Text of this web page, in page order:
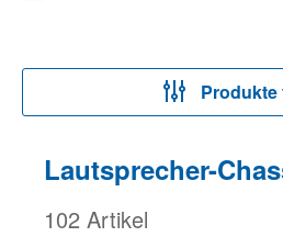
Produkte
Lautsprecher-
102 Artikel